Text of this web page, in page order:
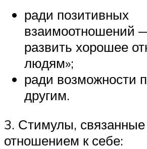
ради позитивных
взаимоотношений
развить хорошее
людям»;
ради возможности
другим.
3. Стимулы,
отношением к себе: